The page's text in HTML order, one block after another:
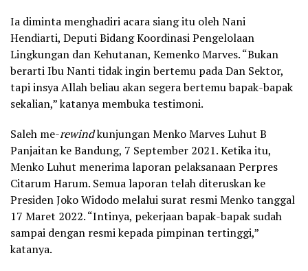
Ia diminta menghadiri acara siang itu oleh Nani
Hendiarti, Deputi Bidang Koordinasi Pengelolaan
Lingkungan dan Kehutanan, Kemenko Marves. “Bukan
berarti Ibu Nanti tidak ingin bertemu pada Dan Sektor,
tapi insya Allah beliau akan segera bertemu bapak-bapak
sekalian,” katanya membuka testimoni.
Saleh me-rewindkunjungan Menko Marves Luhut B
Panjaitan ke Bandung, 7 September 2021. Ketika itu,
Menko Luhut menerima laporan pelaksanaan Perpres
Citarum Harum. Semua laporan telah diteruskan ke
Presiden Joko Widodo melalui surat resmi Menko tanggal
17 Maret 2022. “Intinya, pekerjaan bapak-bapak sudah
sampai dengan resmi kepada pimpinan tertinggi,”
katanya.